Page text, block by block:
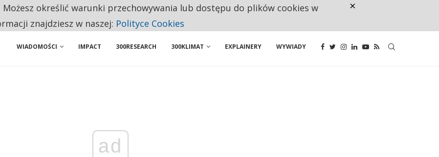
WIELU KANDYDATÓW NIE ROZPOCZYNA PRACY
WIADOMOŚCI IMPACT 300RESEARCH 300KLIMAT EXPLAINERY WYWIADY
ad
określić warunki przechowywania lub dostępu do plików cookies w
znajdziesz w naszej: Polityce Cookies
×